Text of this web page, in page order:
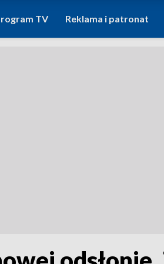
TV Reklama i patronat